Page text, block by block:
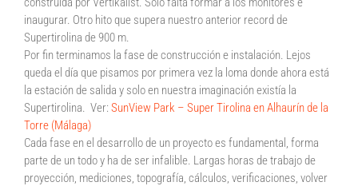
inaugurar. Otro hito que supera nuestro anterior record de
Supertirolina de 900 m.
Por fin terminamos la fase de construcción e instalación. Lejos
queda el día que pisamos por primera vez la loma donde ahora está
la estación de salida y solo en nuestra imaginación existía la
Supertirolina. Ver: SunView Park – Super Tirolina en Alhaurín de la
Torre (Málaga)
Cada fase en el desarrollo de un proyecto es fundamental, forma
parte de un todo y ha de ser infalible. Largas horas de trabajo de
proyección, mediciones, topografía, cálculos, verificaciones, volver